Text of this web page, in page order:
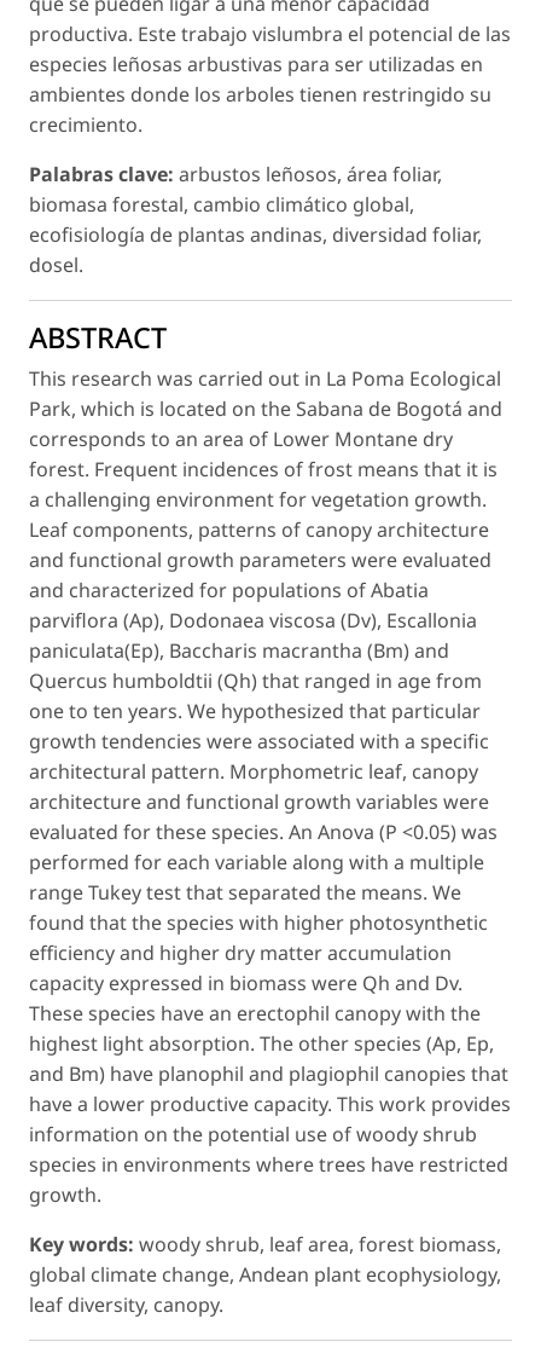
productiva. Este trabajo vislumbra el potencial de las
especies leñosas arbustivas para ser utilizadas en
ambientes donde los arboles tienen restringido su
crecimiento.
Palabras clave: arbustos leñosos, área foliar,
biomasa forestal, cambio climático global,
ecofisiología de plantas andinas, diversidad foliar,
dosel.
ABSTRACT
This research was carried out in La Poma Ecological
Park, which is located on the Sabana de Bogotá and
corresponds to an area of Lower Montane dry
forest. Frequent incidences of frost means that it is
a challenging environment for vegetation growth.
Leaf components, patterns of canopy architecture
and functional growth parameters were evaluated
and characterized for populations ofAbatia
parviflora (Ap), Dodonaea viscosa (Dv), Escallonia
paniculata(Ep), Baccharis macrantha (Bm) and
Quercus humboldtii (Qh) that ranged in age from
one to ten years. We hypothesized that particular
growth tendencies were associated with a specific
architectural pattern. Morphometric leaf, canopy
architecture and functional growth variables were
evaluated for these species. An Anova (P <0.05) was
performed for each variable along with a multiple
range Tukey test that separated the means. We
found that the species with higher photosynthetic
efficiency and higher dry matter accumulation
capacity expressed in biomass were Qh and Dv.
These species have an erectophil canopy with the
highest light absorption. The other species (Ap, Ep,
and Bm) have planophil and plagiophil canopies that
have a lower productive capacity. This work provides
information on the potential use of woody shrub
species in environments where trees have restricted
growth.
Key words: woody shrub, leaf area, forest biomass,
global climate change, Andean plant ecophysiology,
leaf diversity, canopy.